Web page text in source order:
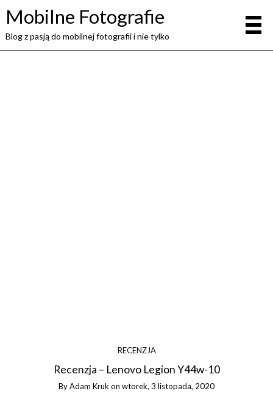
Mobilne Fotografie
Blog z pasją do mobilnej fotografii i nie tylko
RECENZJA
Recenzja – Lenovo Legion Y44w-10
ByAdam Krukon wtorek, 3 listopada, 2020